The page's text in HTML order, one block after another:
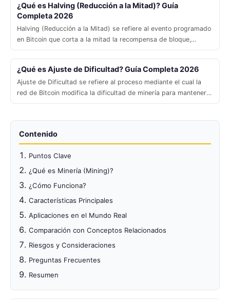
¿Qué es Halving (Reducción a la Mitad)? Guía
Completa 2026
Halving (Reducción a la Mitad) se refiere al evento programado
en Bitcoin que corta a la mitad la recompensa de bloque,
generando presión deflacionaria cada cuatro años.
¿Qué es Ajuste de Dificultad? Guía Completa 2026
Ajuste de Dificultad se refiere al proceso mediante el cual la
red de Bitcoin modifica la dificultad de minería para mantener
estable el tiempo de bloque.
Contenido
Puntos Clave
¿Qué es Minería (Mining)?
¿Cómo Funciona?
Características Principales
Aplicaciones en el Mundo Real
Comparación con Conceptos Relacionados
Riesgos y Consideraciones
Preguntas Frecuentes
Resumen